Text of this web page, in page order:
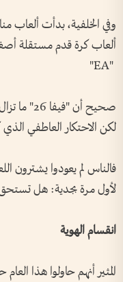
ألعاب كرة قدم مستقلة
"EA"
صحيح أن
لكن الاحتكار العاطفي
فالناس لم يعودوا يشترون
لأول مرة بجدية: هل
انقسام الهوية
المثير أنهم حاولوا هذا